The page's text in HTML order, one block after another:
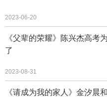
2023-06-20
《父辈的荣耀》陈兴杰高考
了
2023-08-31
《请成为我的家人》金汐晨